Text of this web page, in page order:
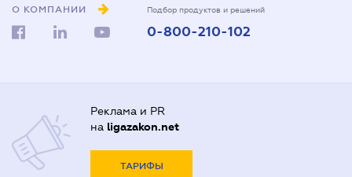
О КОМПАНИИ Подбор продуктов и решений
0-800-210-102
Реклама и PR
на ligazakon.net
ТАРИФЫ